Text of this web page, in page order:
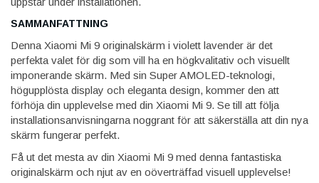
SAMMANFATTNING
Denna Xiaomi Mi 9 originalskärm i violett lavender är det
perfekta valet för dig som vill ha en högkvalitativ och visuellt
imponerande skärm. Med sin Super AMOLED-teknologi,
högupplösta display och eleganta design, kommer den att
förhöja din upplevelse med din Xiaomi Mi 9. Se till att följa
installationsanvisningarna noggrant för att säkerställa att din nya
skärm fungerar perfekt.
Få ut det mesta av din Xiaomi Mi 9 med denna fantastiska
originalskärm och njut av en oöverträffad visuell upplevelse!